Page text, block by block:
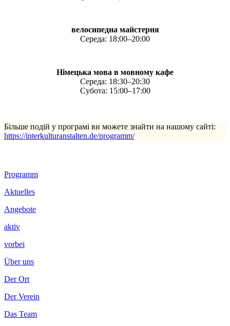
велосипедна майстерня
Середа: 18:00–20:00
Німецька мова в мовному кафе
Середа: 18:30–20:30
Субота: 15:00–17:00
Більше подій у програмі ви можете знайти на нашому сайті:
https://interkulturanstalten.de/programm/
Footer
Inhalt
Programm
Aktuelles
Angebote
aktiv
vorbei
Über uns
Der Ort
Der Verein
Das Team